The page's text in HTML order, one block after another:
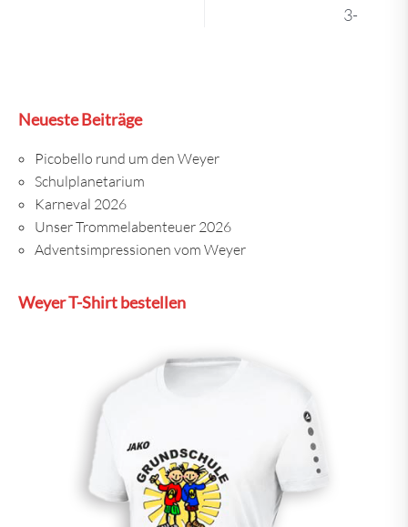
3-
Neueste Beiträge
Picobello rund um den Weyer
Schulplanetarium
Karneval 2026
Unser Trommelabenteuer 2026
Adventsimpressionen vom Weyer
Weyer T-Shirt bestellen